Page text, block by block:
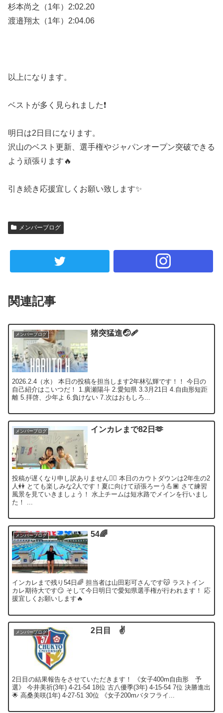
杉本尚之（1年）2:02.20
渡邉翔太（1年）2:04.06
以上になります。
ベストが多く見られました❗️
明日は2日目になります。
沢山のベスト更新、選手権やジャパンオープン突破できる
よう頑張ります🔥
引き続き応援宜しくお願い致します✨
メンバーブログ
関連記事
メンバーブログ 猪突猛進🤕🩹
2026.2.4（水） 本日の投稿を担当します2年林弘輝です！！ 今日の
自己紹介はこいつだ！ 1.廣瀬陽斗 2.愛知県 3.3月21日 4.自由形短距
離 5.拝啓、少年よ 6.負けない 7.次はおもしろ...
メンバーブログ インカレまで82日🫶
投稿が遅くなり申し訳ありません🙇‍♀️ 本日のカウトダウンは2年生の2
人👭 とても楽しみな2人です！夏に向けて頑張ろーう💪🏾 さて練習
風景を見ていきましょう！ 水上チームは短水路でメインを行いまし
た！ ...
メンバーブログ 54🌈
インカレまで残り54日🌈 担当者は山田彩可さんです😽 ラストイン
カレ期待大です😏 そして今日明日で愛知県選手権が行われます！ 応
援宜しくお願いします🔥
メンバーブログ 2日目 ✌️
2日目の結果報告をさせていただきます！ 《女子400m自由形 予
選》 今井美祈(3年) 4-21-54 18位 古八優季(3年) 4-15-54 7位 決勝進出
🌟 高桑美咲(1年) 4-27-51 30位 《女子200mバタフライ...